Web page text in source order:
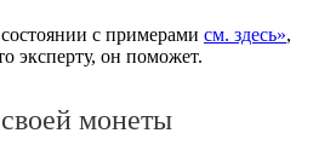
с примерами см. здесь»,
эксперту, он поможет.
монеты